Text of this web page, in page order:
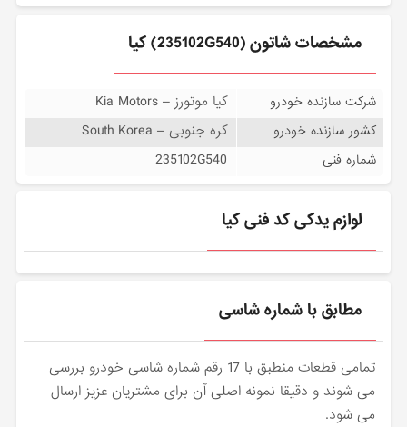
مشخصات شاتون (235102G540) کیا
شرکت سازنده خودرو کیا موتورز – Kia Motors
کشور سازنده خودرو کره جنوبی – South Korea
شماره فنی 235102G540
لوازم یدکی کد فنی کیا
مطابق با شماره شاسی
تمامی قطعات منطبق با 17 رقم شماره شاسی خودرو بررسی
می شوند و دقیقا نمونه اصلی آن برای مشتریان عزیز ارسال
می شود.